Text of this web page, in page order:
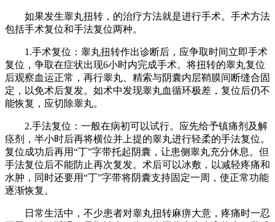
如果发生睾丸扭转，的治疗方法就是进行手术。手术方法
包括手术复位和手法复位两种。
1.手术复位：睾丸扭转作出诊断后，应争取时间立即手术
复位，争取在症状出现6小时内完成手术。将扭转的睾丸复位
后观察血运正常，再行睾丸、精索与阴囊内层鞘膜间断缝合固
定，以免术后复发。如术中发现睾丸血循环极差，复位后仍不
能恢复，应切除睾丸。
2.手法复位：一般在病初可以试行。应先给予镇痛剂及解
痉剂，半小时后再将横位并上提的睾丸进行轻柔的手法复位。
复位成功后再用“丁”字带托起阴囊，让患侧睾丸充分休息。但
手法复位后不能防止再次复发。术后可以冰敷，以减轻疼痛和
水肿，同时还要用“丁”字带将阴囊支持固定一周，使正常功能
逐渐恢复。
日常生活中，不少患者对睾丸扭转麻痹大意，疼痛时一忍